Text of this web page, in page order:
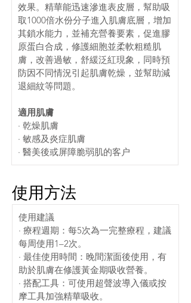
效果。精華能迅速滲進表皮層，幫助吸
取1000倍水份分子進入肌膚底層，增加
其鎖水能力，並補充營養要素，促進膠
原蛋白合成，修護細胞並柔軟粗糙肌
膚，改善過敏，舒緩泛紅現象，同時預
防因不同情況引起肌膚乾燥，並幫助減
退細紋等問題。
適用肌膚
· 乾燥肌膚
· 敏感及炎症肌膚
· 醫美後或屏障脆弱肌的客户
使用方法
使用建議
· 療程週期：每5次為一完整療程，建議
每周使用1–2次。
· 最佳使用時間：晚間潔面後使用，有
助於肌膚在修護黃金期吸收營養。
· 搭配工具：可使用超聲波導入儀或按
摩工具加強精華吸收。